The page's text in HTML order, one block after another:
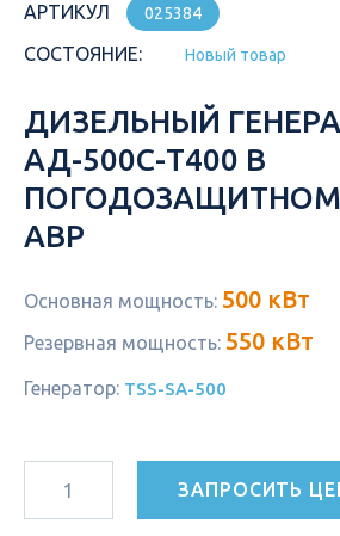
АРТИКУЛ 025384
СОСТОЯНИЕ: Новый товар
ДИЗЕЛЬНЫЙ
АД-500С-Т400 В
ПОГОДОЗАЩИТНОМ
АВР
Основная мощность: 500 кВт
Резервная мощность: 550 кВт
Генератор: TSS-SA-500
ЗАПРОСИТЬ